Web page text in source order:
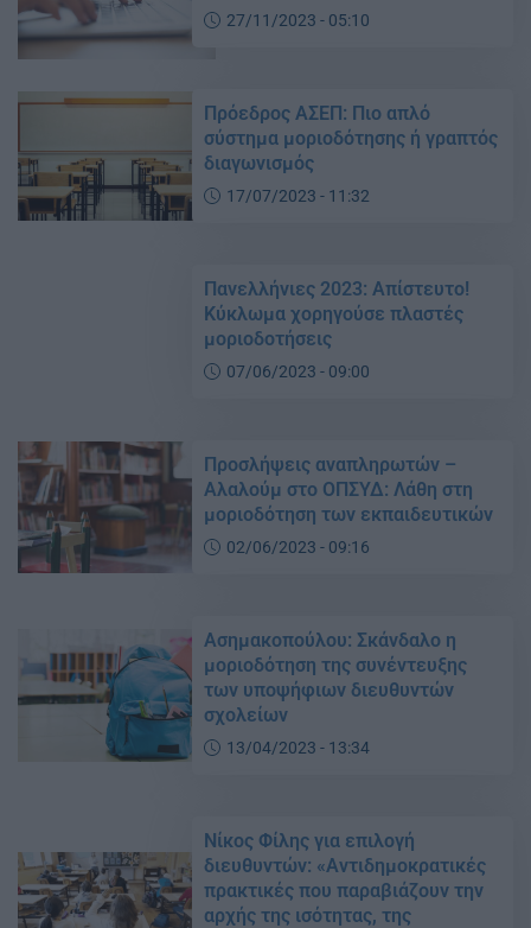
27/11/2023 - 05:10
Πρόεδρος ΑΣΕΠ: Πιο απλό
σύστημα μοριοδότησης ή γραπτός
διαγωνισμός
17/07/2023 - 11:32
Πανελλήνιες 2023: Απίστευτο!
Κύκλωμα χορηγούσε πλαστές
μοριοδοτήσεις
07/06/2023 - 09:00
Προσλήψεις αναπληρωτών –
Αλαλούμ στο ΟΠΣΥΔ: Λάθη στη
μοριοδότηση των εκπαιδευτικών
02/06/2023 - 09:16
Ασημακοπούλου: Σκάνδαλο η
μοριοδότηση της συνέντευξης
των υποψήφιων διευθυντών
σχολείων
13/04/2023 - 13:34
Νίκος Φίλης για επιλογή
διευθυντών: «Αντιδημοκρατικές
πρακτικές που παραβιάζουν την
αρχής της ισότητας, της